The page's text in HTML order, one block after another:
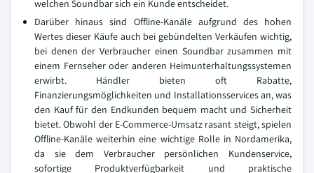
welchen Soundbar sich ein Kunde entscheidet.
Darüber hinaus sind Offline-Kanäle aufgrund des hohen
Wertes dieser Käufe auch bei gebündelten Verkäufen wichtig,
bei denen der Verbraucher einen Soundbar zusammen mit
einem Fernseher oder anderen Heimunterhaltungssystemen
erwirbt. Händler bieten oft Rabatte,
Finanzierungsmöglichkeiten und Installationsservices an, was
den Kauf für den Endkunden bequem macht und Sicherheit
bietet. Obwohl der E-Commerce-Umsatz rasant steigt, spielen
Offline-Kanäle weiterhin eine wichtige Rolle in Nordamerika,
da sie dem Verbraucher persönlichen Kundenservice,
sofortige Produktverfügbarkeit und praktische